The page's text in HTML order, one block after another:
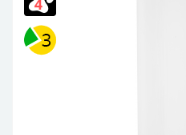
Електричний накопичувальний
Slim (Вузька) / Циліндрична